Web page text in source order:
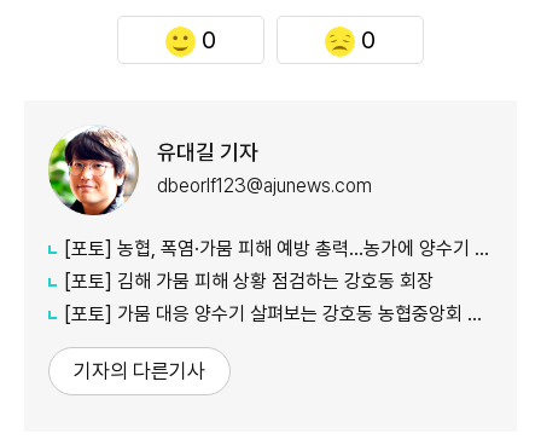
0 0
유대길 기자
dbeorlf123@ajunews.com
[포토] 농협, 폭염·가뭄 피해 예방 총력…농가에 양수기 지원
[포토] 김해 가뭄 피해 상황 점검하는 강호동 회장
[포토] 가뭄 대응 양수기 살펴보는 강호동 농협중앙회 회장
기자의 다른기사